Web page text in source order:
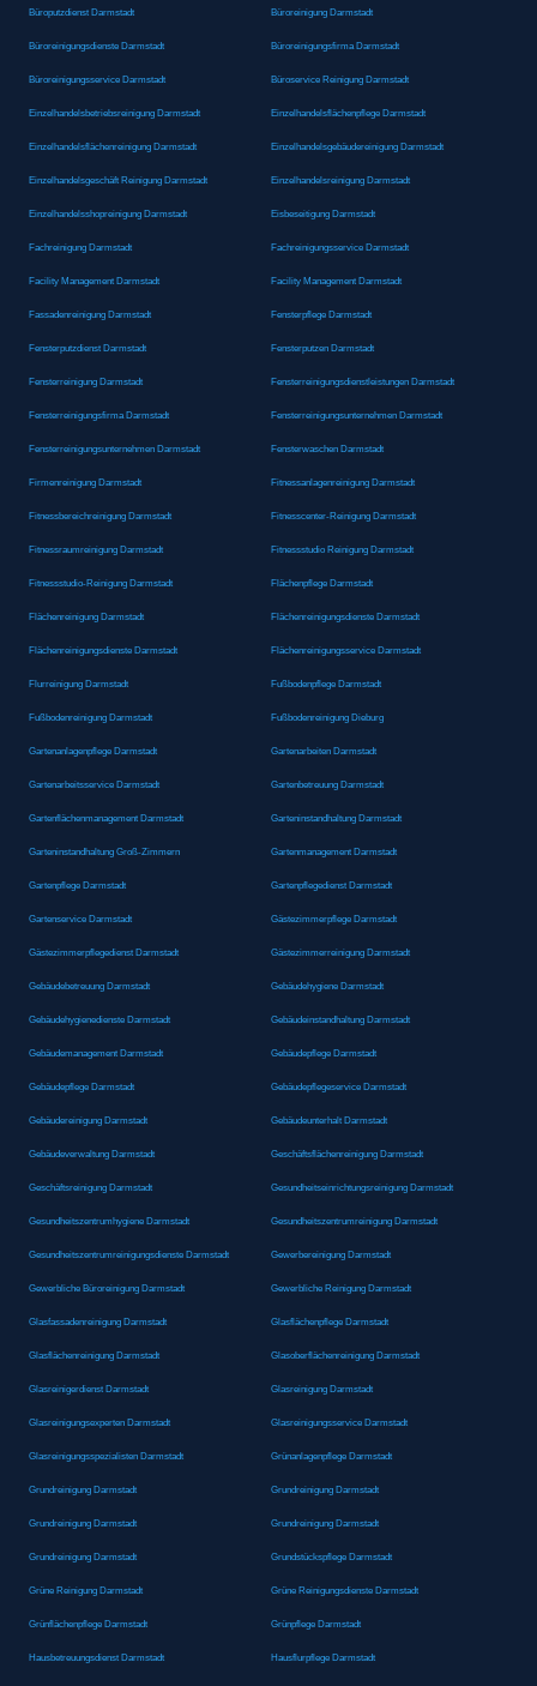
Büroputzdienst Darmstadt Büroreinigung Darmstadt
Büroreinigungsdienste Darmstadt Büroreinigungsfirma Darmstadt
Büroreinigungsservice Darmstadt Büroservice Reinigung Darmstadt
Einzelhandelsbetriebsreinigung Darmstadt Einzelhandelsflächenpflege Darmstadt
Einzelhandelsflächenreinigung Darmstadt Einzelhandelsgebäudereinigung Darmstadt
Einzelhandelsgeschäft Reinigung Darmstadt Einzelhandelsreinigung Darmstadt
Einzelhandelsshopreinigung Darmstadt Eisbeseitigung Darmstadt
Fachreinigung Darmstadt Fachreinigungsservice Darmstadt
Facility Management Darmstadt Facility Management Darmstadt
Fassadenreinigung Darmstadt Fensterpflege Darmstadt
Fensterputzdienst Darmstadt Fensterputzen Darmstadt
Fensterreinigung Darmstadt Fensterreinigungsdienstleistungen Darmstadt
Fensterreinigungsfirma Darmstadt Fensterreinigungsunternehmen Darmstadt
Fensterreinigungsunternehmen Darmstadt Fensterwaschen Darmstadt
Firmenreinigung Darmstadt Fitnessanlagenreinigung Darmstadt
Fitnessbereichreinigung Darmstadt Fitnesscenter-Reinigung Darmstadt
Fitnessraumreinigung Darmstadt Fitnessstudio Reinigung Darmstadt
Fitnessstudio-Reinigung Darmstadt Flächenpflege Darmstadt
Flächenreinigung Darmstadt Flächenreinigungsdienste Darmstadt
Flächenreinigungsdienste Darmstadt Flächenreinigungsservice Darmstadt
Flurreinigung Darmstadt Fußbodenpflege Darmstadt
Fußbodenreinigung Darmstadt Fußbodenreinigung Dieburg
Gartenanlagenpflege Darmstadt Gartenarbeiten Darmstadt
Gartenarbeitsservice Darmstadt Gartenbetreuung Darmstadt
Gartenflächenmanagement Darmstadt Garteninstandhaltung Darmstadt
Garteninstandhaltung Groß-Zimmern Gartenmanagement Darmstadt
Gartenpflege Darmstadt Gartenpflegedienst Darmstadt
Gartenservice Darmstadt Gästezimmerpflege Darmstadt
Gästezimmerpflegedienst Darmstadt Gästezimmerreinigung Darmstadt
Gebäudebetreuung Darmstadt Gebäudehygiene Darmstadt
Gebäudehygienedienste Darmstadt Gebäudeinstandhaltung Darmstadt
Gebäudemanagement Darmstadt Gebäudepflege Darmstadt
Gebäudepflege Darmstadt Gebäudepflegeservice Darmstadt
Gebäudereinigung Darmstadt Gebäudeunterhalt Darmstadt
Gebäudeverwaltung Darmstadt Geschäftsflächenreinigung Darmstadt
Geschäftsreinigung Darmstadt Gesundheitseinrichtungsreinigung Darmstadt
Gesundheitszentrumhygiene Darmstadt Gesundheitszentrumreinigung Darmstadt
Gesundheitszentrumreinigungsdienste Darmstadt Gewerbereinigung Darmstadt
Gewerbliche Büroreinigung Darmstadt Gewerbliche Reinigung Darmstadt
Glasfassadenreinigung Darmstadt Glasflächenpflege Darmstadt
Glasflächenreinigung Darmstadt Glasoberflächenreinigung Darmstadt
Glasreinigerdienst Darmstadt Glasreinigung Darmstadt
Glasreinigungsexperten Darmstadt Glasreinigungsservice Darmstadt
Glasreinigungsspezialisten Darmstadt Grünanlagenpflege Darmstadt
Grundreinigung Darmstadt Grundreinigung Darmstadt
Grundreinigung Darmstadt Grundreinigung Darmstadt
Grundreinigung Darmstadt Grundstückspflege Darmstadt
Grüne Reinigung Darmstadt Grüne Reinigungsdienste Darmstadt
Grünflächenpflege Darmstadt Grünpflege Darmstadt
Hausbetreuungsdienst Darmstadt Hausflurpflege Darmstadt